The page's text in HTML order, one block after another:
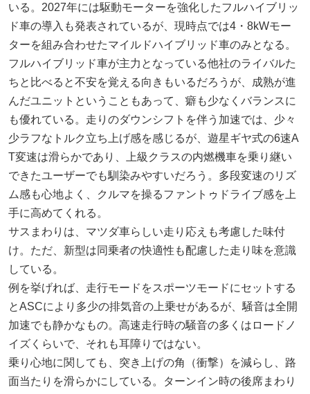
いる。2027年には駆動モーターを強化したフルハイブリッ
ド車の導入も発表されているが、現時点では4・8kWモー
ターを組み合わせたマイルドハイブリッド車のみとなる。
フルハイブリッド車が主力となっている他社のライバルた
ちと比べると不安を覚える向きもいるだろうが、成熟が進
んだユニットということもあって、癖も少なくバランスに
も優れている。走りのダウンシフトを伴う加速では、少々
少ラフなトルク立ち上げ感を感じるが、遊星ギヤ式の6速A
T変速は滑らかであり、上級クラスの内燃機車を乗り継い
できたユーザーでも馴染みやすいだろう。多段変速のリズ
ム感も心地よく、クルマを操るファントゥドライブ感を上
手に高めてくれる。
サスまわりは、マツダ車らしい走り応えも考慮した味付
け。ただ、新型は同乗者の快適性も配慮した走り味を意識
している。
例を挙げれば、走行モードをスポーツモードにセットする
とASCにより多少の排気音の上乗せがあるが、騒音は全開
加速でも静かなもの。高速走行時の騒音の多くはロードノ
イズくらいで、それも耳障りではない。
乗り心地に関しても、突き上げの角（衝撃）を減らし、路
面当たりを滑らかにしている。ターンイン時の後席まわり